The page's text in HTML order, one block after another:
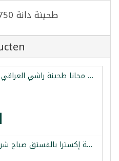
Tahina Dana 750g | طحينة دانة 750غ
عرض 1+1 مجانا طحينة راشي العراقي 700 غرام
حلاوة طحينية إكسترا بالفستق صباح شرقي 800غ